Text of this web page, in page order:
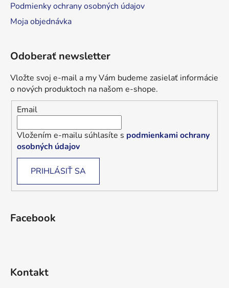
Podmienky ochrany osobných údajov
Moja objednávka
Odoberať newsletter
Vložte svoj e-mail a my Vám budeme zasielať informácie
o nových produktoch na našom e-shope.
Email
Vložením e-mailu súhlasíte s podmienkami ochrany
osobných údajov
PRIHLÁSIŤ SA
Facebook
Kontakt